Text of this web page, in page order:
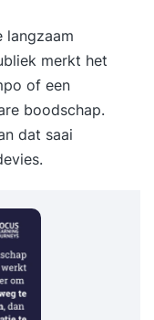
langzaam
merkt het
of een
boodschap.
dat saai